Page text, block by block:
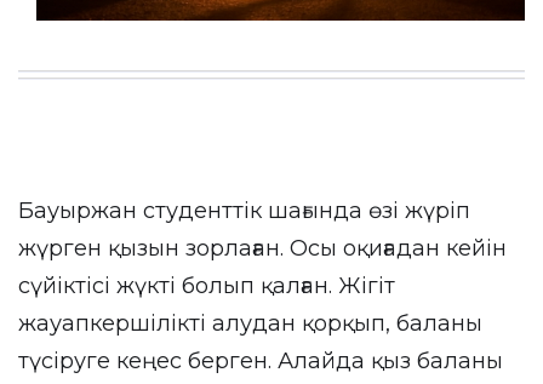
Бауыржан студенттік шағында өзі жүріп
жүрген қызын зорлаған. Осы оқиғадан кейін
сүйіктісі жүкті болып қалған. Жігіт
жауапкершілікті алудан қорқып, баланы
түсіруге кеңес берген. Алайда қыз баланы